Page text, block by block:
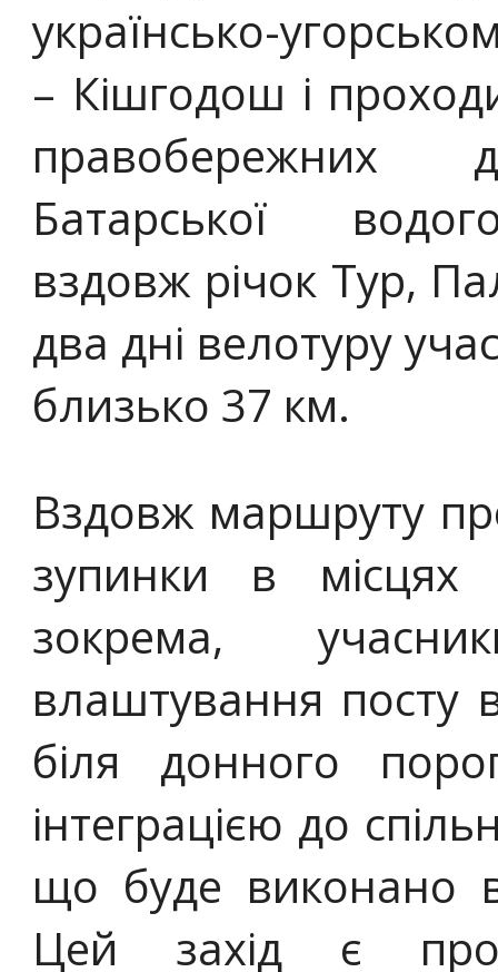
українсько-
– Кішгодош і
правобережних
Батарської
вздовж річок Тур,
два дні велотуру
близько 37 км.
Вздовж маршруту
зупинки в місцях
зокрема,
влаштування посту
біля донного
інтеграцією до
що буде виконано
Цей захід є